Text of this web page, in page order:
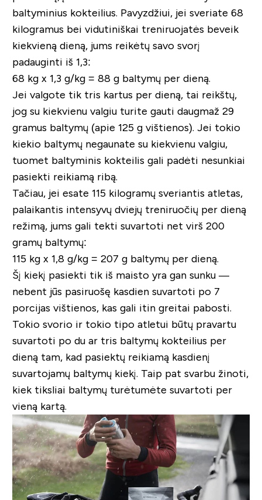
baltyminius kokteilius. Pavyzdžiui, jei sveriate 68
kilogramus bei vidutiniškai treniruojatės beveik
kiekvieną dieną, jums reikėtų savo svorį
padauginti iš 1,3:
68 kg x 1,3 g/kg = 88 g baltymų per dieną.
Jei valgote tik tris kartus per dieną, tai reikštų,
jog su kiekvienu valgiu turite gauti daugmaž 29
gramus baltymų (apie 125 g vištienos). Jei tokio
kiekio baltymų negaunate su kiekvienu valgiu,
tuomet baltyminis kokteilis gali padėti nesunkiai
pasiekti reikiamą ribą.
Tačiau, jei esate 115 kilogramų sveriantis atletas,
palaikantis intensyvų dviejų treniruočių per dieną
režimą, jums gali tekti suvartoti net virš 200
gramų baltymų:
115 kg x 1,8 g/kg = 207 g baltymų per dieną.
Šį kiekį pasiekti tik iš maisto yra gan sunku —
nebent jūs pasiruošę kasdien suvartoti po 7
porcijas vištienos, kas gali itin greitai pabosti.
Tokio svorio ir tokio tipo atletui būtų pravartu
suvartoti po du ar tris baltymų kokteilius per
dieną tam, kad pasiektų reikiamą kasdienį
suvartojamų baltymų kiekį. Taip pat svarbu žinoti,
kiek tiksliai baltymų turėtumėte suvartoti per
vieną kartą.